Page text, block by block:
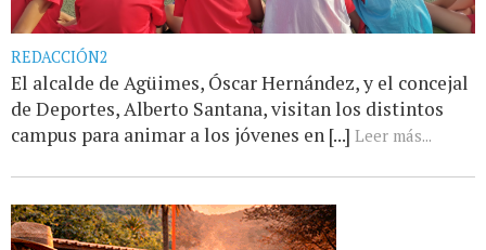
REDACCIÓN2
El alcalde de Agüimes, Óscar Hernández, y el concejal
de Deportes, Alberto Santana, visitan los distintos
campus para animar a los jóvenes en [...] Leer más...